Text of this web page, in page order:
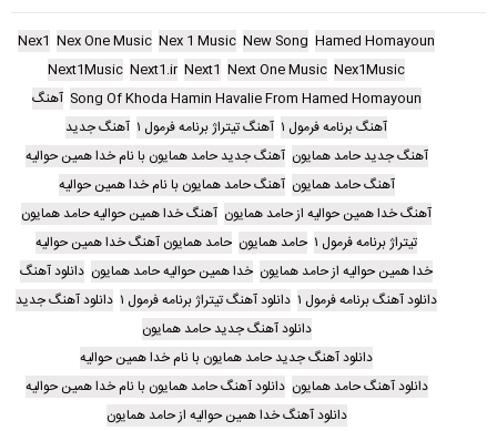
Hamed Homayoun
New Song
Nex 1 Music
Nex One Music
Nex1
Nex1Music
Next One Music
Next1
Next1.ir
Next1Music
Song Of Khoda Hamin Havalie From Hamed Homayoun آهنگ
آهنگ برنامه فرمول ۱
آهنگ تیتراژ برنامه فرمول ۱
آهنگ جدید
آهنگ جدید حامد همایون آهنگ جدید حامد همایون با نام خدا همین حوالیه
آهنگ حامد همایون آهنگ حامد همایون با نام خدا همین حوالیه
آهنگ خدا همین حوالیه از حامد همایون آهنگ خدا همین حوالیه حامد همایون
تیتراژ برنامه فرمول ۱
حامد همایون حامد همایون آهنگ خدا همین حوالیه
خدا همین حوالیه از حامد همایون خدا همین حوالیه حامد همایون دانلود آهنگ
دانلود آهنگ برنامه فرمول ۱
دانلود آهنگ تیتراژ برنامه فرمول ۱
دانلود آهنگ جدید
دانلود آهنگ جدید حامد همایون
دانلود آهنگ جدید حامد همایون با نام خدا همین حوالیه
دانلود آهنگ حامد همایون دانلود آهنگ حامد همایون با نام خدا همین حوالیه
دانلود آهنگ خدا همین حوالیه از حامد همایون